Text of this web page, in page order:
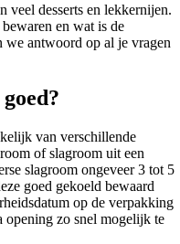
veel desserts en lekkernijen.
en wat is de
we antwoord op al je vragen
van verschillende
of slagroom uit een
slagroom ongeveer 3 tot 5
goed gekoeld bewaard
op de verpakking
opening zo snel mogelijk te